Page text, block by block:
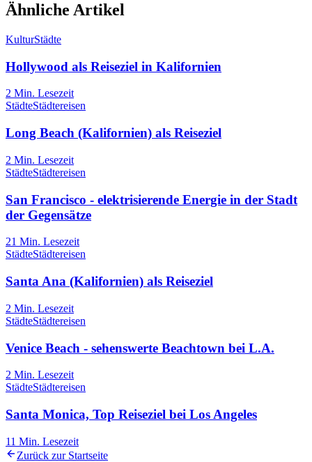
Ähnliche Artikel
KulturStädte
Hollywood als Reiseziel in Kalifornien
2 Min. Lesezeit
StädteStädtereisen
Long Beach (Kalifornien) als Reiseziel
2 Min. Lesezeit
StädteStädtereisen
San Francisco - elektrisierende Energie in der Stadt
der Gegensätze
21 Min. Lesezeit
StädteStädtereisen
Santa Ana (Kalifornien) als Reiseziel
2 Min. Lesezeit
StädteStädtereisen
Venice Beach - sehenswerte Beachtown bei L.A.
2 Min. Lesezeit
StädteStädtereisen
Santa Monica, Top Reiseziel bei Los Angeles
11 Min. Lesezeit
Zurück zur Startseite